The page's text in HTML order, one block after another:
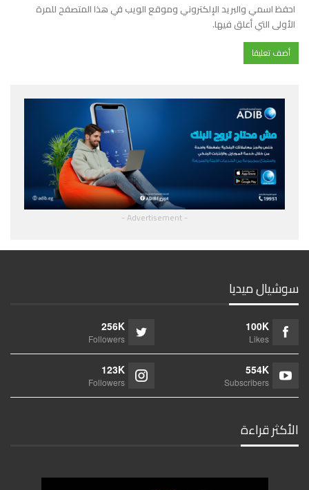
احفظ اسمي والبريد الإلكتروني وموقع الويب في هذا المتصفح للمرة
الأولى التي أعلق فيها.
- Advertisement -
سوشيال ميديا
100K
Likes
256K
Followers
554K
Subscribers
123K
Followers
الأكثر قراءة